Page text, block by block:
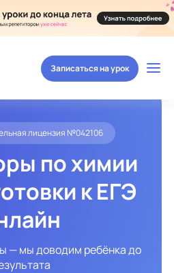
Записаться на урок
лицензия №042106
по химии
к ЕГЭ
— мы доводим ребёнка до